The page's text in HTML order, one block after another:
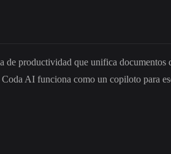
productividad que unifica
AI funciona como un copiloto para